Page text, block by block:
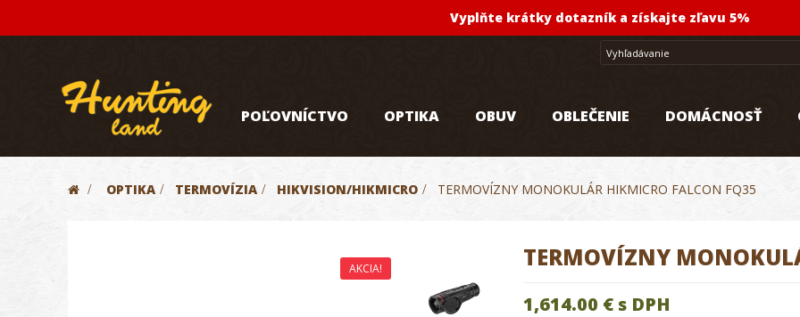
Vyplňte krátky dotazník a získajte zľavu 5%
POĽOVNÍCTVO OPTIKA OBUV OBLEČENIE DOMÁCNOSŤ
> OPTIKA > TERMOVÍZIA > HIKVISION/HIKMICRO > TERMOVÍZNY MONOKULÁR HIKMICRO FALCON FQ35
AKCIA! TERMOVÍZNY
1,614.00 €s DPH